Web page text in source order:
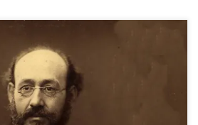
18 мая 1838 в Санкт-Петербурге.
родовитого харьковского
молдавских господарей. Старший
стал прототипом рассказа Льва
Ильича», младший — Илья —